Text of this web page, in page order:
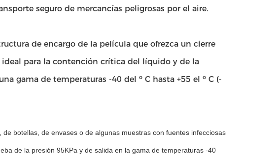
seguro de mercancías peligrosas por el aire.
de encargo de la película que ofrezca un cierre
para la contención crítica del líquido y de la
gama de temperaturas -40 del ⁰ C hasta +55 el ⁰ C (-
botellas, de envases o de algunas muestras con fuentes infecciosas
de la presión 95KPa y de salida en la gama de temperaturas -40